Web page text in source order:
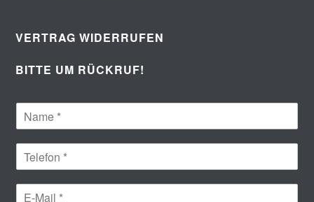
VERTRAG WIDERRUFEN
BITTE UM RÜCKRUF!